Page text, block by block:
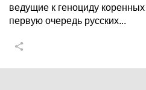
ведущие к геноциду
первую очередь русских...